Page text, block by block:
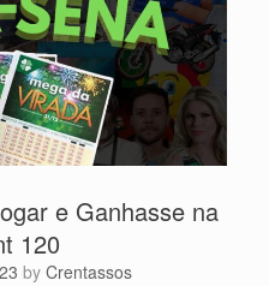
e Ganhasse na
120
by Crentassos